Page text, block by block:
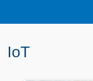
IoT